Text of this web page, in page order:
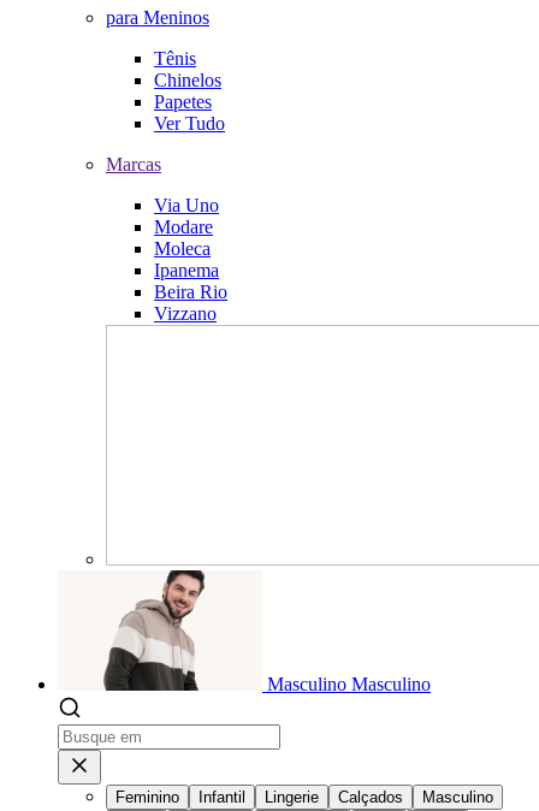
para Meninos
Tênis
Chinelos
Papetes
Ver Tudo
Marcas
Via Uno
Modare
Moleca
Ipanema
Beira Rio
Vizzano
Masculino Masculino
Feminino Infantil Lingerie Calçados
Masculino